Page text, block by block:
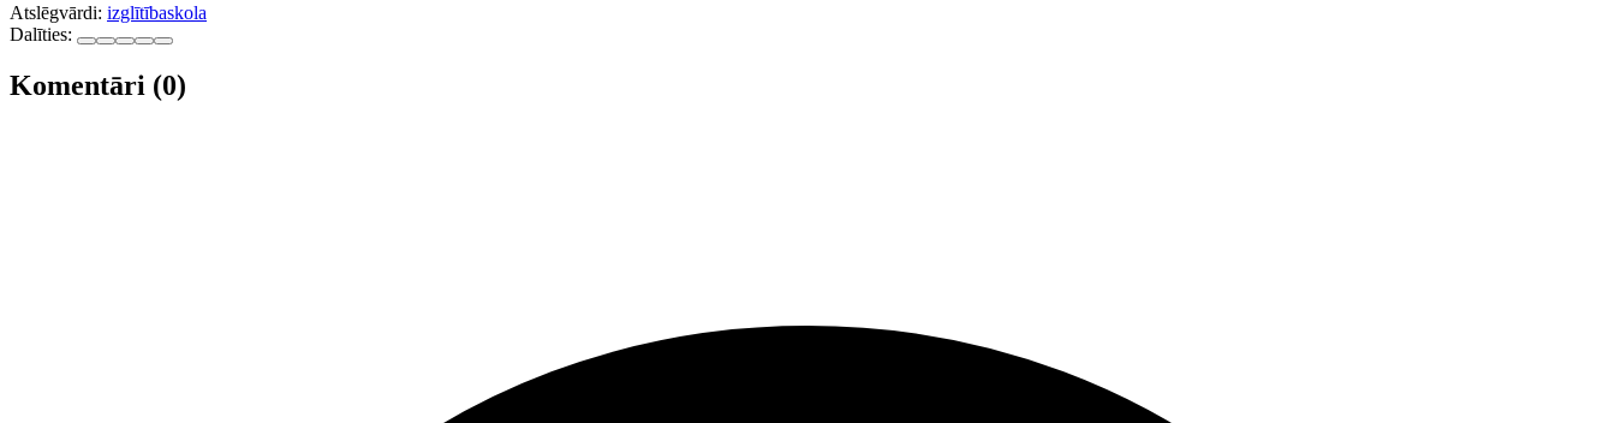
Atslēgvārdi: izglītībaskola
Dalīties:
Komentāri (0)